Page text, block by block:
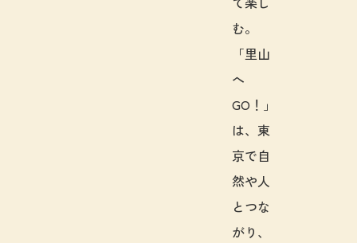
む。
「里山
へ
GO！」
は、東
京で自
然や人
とつな
がり、